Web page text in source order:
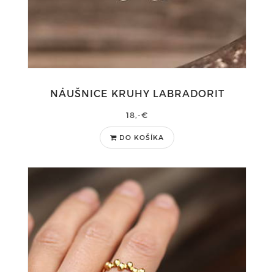
NÁUŠNICE KRUHY LABRADORIT
18,-€
DO KOŠÍKA